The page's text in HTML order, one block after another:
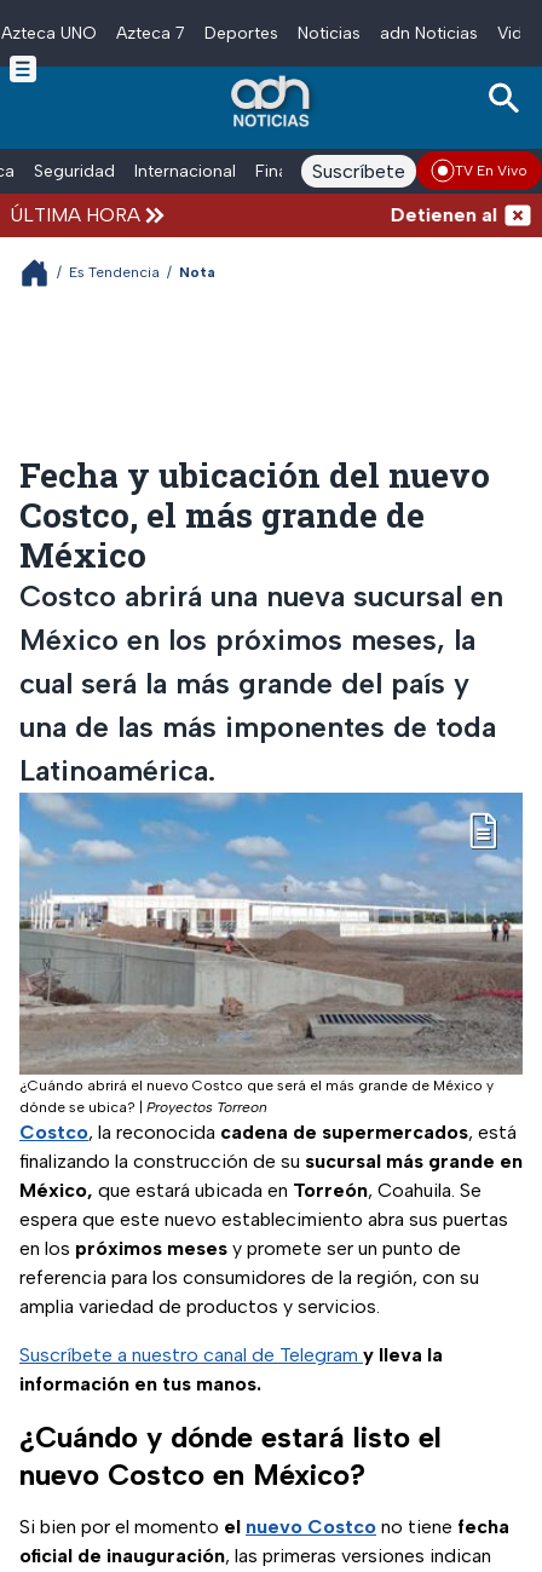
Skip to main content
Azteca UNO Azteca 7 Deportes Noticias adn Noticias
Seguridad Internacional Finanzas adn Noticias Radio
Suscríbete TV En Vivo
ÚLTIMA HORA Detienen al
/ Es Tendencia / Nota
Fecha y ubicación del nuevo
Costco, el más grande de
México
Costco abrirá una nueva sucursal en
México en los próximos meses, la
cual será la más grande del país y
una de las más imponentes de toda
Latinoamérica.
¿Cuándo abrirá el nuevo Costco que será el más grande de México y
dónde se ubica?
Proyectos Torreon
Costco, la reconocida cadena de supermercados, está
finalizando la construcción de su sucursal más grande en
México, que estará ubicada en Torreón, Coahuila. Se
espera que este nuevo establecimiento abra sus puertas
en los próximos meses y promete ser un punto de
referencia para los consumidores de la región, con su
amplia variedad de productos y servicios.
Suscríbete a nuestro canal de Telegram y lleva la
información en tus manos.
¿Cuándo y dónde estará listo el
nuevo Costco en México?
Si bien por el momento el nuevo Costco no tiene fecha
oficial de inauguración, las primeras versiones indican